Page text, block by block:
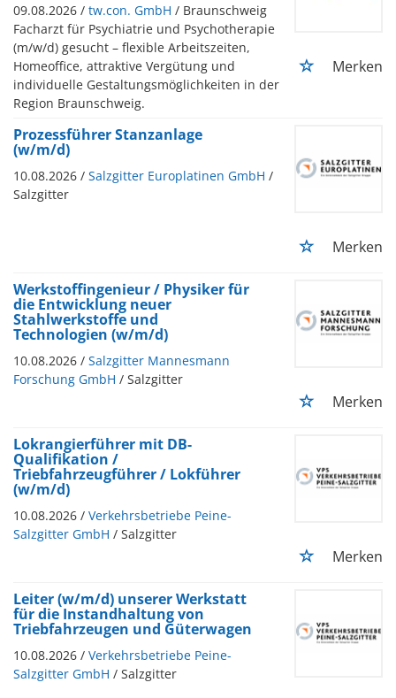
09.08.2026 / tw.con. GmbH / Braunschweig
Facharzt für Psychiatrie und Psychotherapie
(m/w/d) gesucht – flexible Arbeitszeiten,
Homeoffice, attraktive Vergütung und
individuelle Gestaltungsmöglichkeiten in der
Region Braunschweig.
Merken
Prozessführer Stanzanlage
(w/m/d)
10.08.2026 / Salzgitter Europlatinen GmbH /
Salzgitter
Merken
Werkstoffingenieur / Physiker für
die Entwicklung neuer
Stahlwerkstoffe und
Technologien (w/m/d)
10.08.2026 / Salzgitter Mannesmann
Forschung GmbH / Salzgitter
Merken
Lokrangierführer mit DB-
Qualifikation /
Triebfahrzeugführer / Lokführer
(w/m/d)
10.08.2026 / Verkehrsbetriebe Peine-
Salzgitter GmbH / Salzgitter
Merken
Leiter (w/m/d) unserer Werkstatt
für die Instandhaltung von
Triebfahrzeugen und Güterwagen
10.08.2026 / Verkehrsbetriebe Peine-
Salzgitter GmbH / Salzgitter